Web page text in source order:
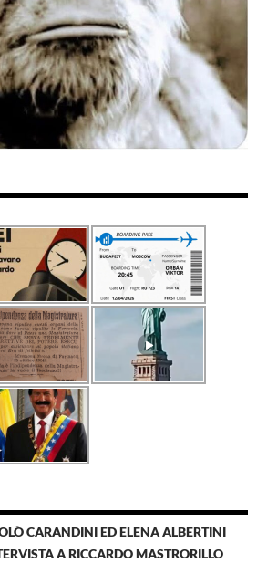
CARANDINI ED ELENA ALBERTINI
A RICCARDO MASTRORILLO